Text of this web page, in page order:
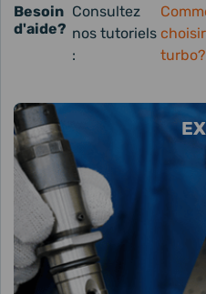
Besoin
d'aide?
Consultez
nos tutoriels
:
turbo?